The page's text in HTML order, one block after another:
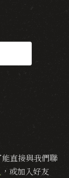
直接與我們聯
，或加入好友